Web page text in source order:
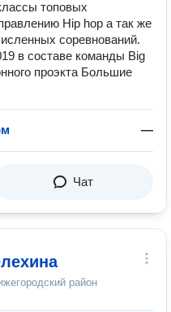
топовых
Hip hop а так же
соревнований.
в составе команды Big
проэкта Большие
—
Чат
район